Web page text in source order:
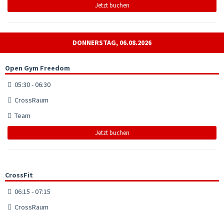
Jetzt buchen
DONNERSTAG, 06.08.2026
Open Gym Freedom
05:30 - 06:30
CrossRaum
Team
Jetzt buchen
CrossFit
06:15 - 07:15
CrossRaum